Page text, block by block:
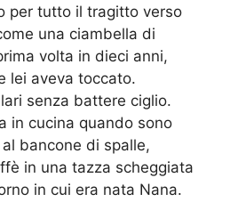
per tutto il tragitto verso
una ciambella di
volta in dieci anni,
lei aveva toccato.
senza battere ciglio.
in cucina quando sono
bancone di spalle,
in una tazza scheggiata
in cui era nata Nana.